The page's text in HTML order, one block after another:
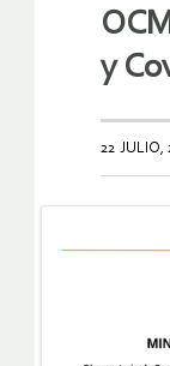
y
22 JULIO,